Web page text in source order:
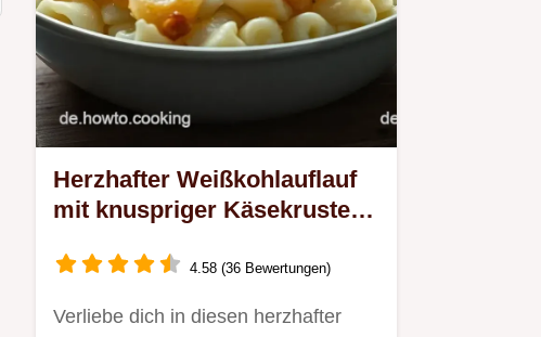
Herzhafter Weißkohlauflauf
mit knuspriger Käsekruste –
4.58 (36 Bewertungen)
Verliebe dich in diesen herzhafter